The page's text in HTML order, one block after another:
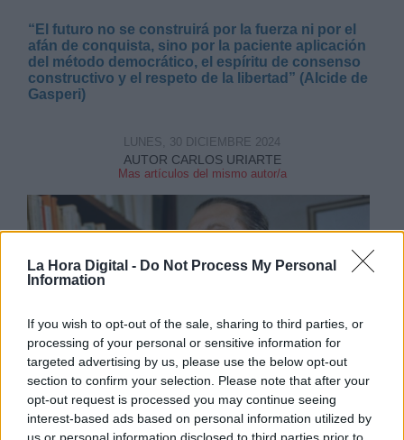
La Hora Digital - Do Not Process My Personal
Information
If you wish to opt-out of the sale, sharing to third parties, or
processing of your personal or sensitive information for
targeted advertising by us, please use the below opt-out
section to confirm your selection. Please note that after your
opt-out request is processed you may continue seeing
interest-based ads based on personal information utilized by
us or personal information disclosed to third parties prior to
“El futuro no se construirá por la fuerza ni por el
afán de conquista, sino por la paciente aplicación
del método democrático, el espíritu de consenso
constructivo y el respeto de la libertad” (Alcide de
Gasperi)
AUTOR CARLOS URIARTE
Mas artículos del mismo autor/a
LUNES, 30 DICIEMBRE 2024